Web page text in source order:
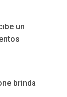
un
brinda